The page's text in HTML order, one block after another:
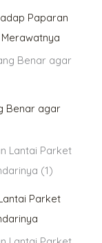
Paparan
Benar agar
Parket